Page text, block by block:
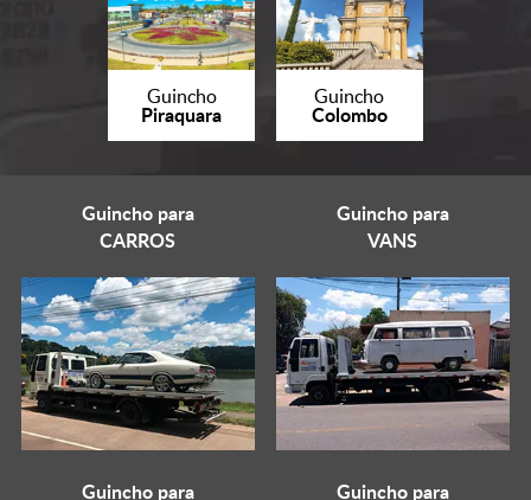
Guincho
Piraquara
Guincho
Colombo
Guincho para
CARROS
Guincho para
VANS
Guincho para Guincho para